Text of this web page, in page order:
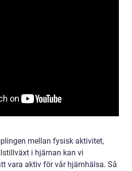
mellan fysisk aktivitet,
i hjärnan kan vi
vara aktiv för vår hjärnhälsa. Så